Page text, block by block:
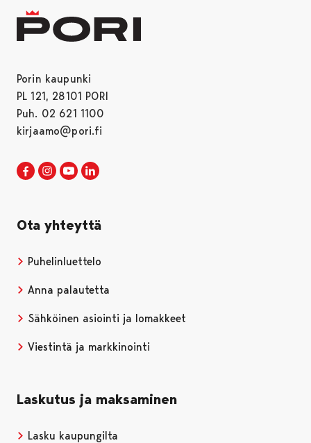
Porin kaupunki
PL 121, 28101 PORI
Puh. 02 621 1100
kirjaamo@pori.fi
Porin kaupunki Facebookissa
Avautuu uudessa välilehdessä
Porin kaupunki Instagramissa
Avautuu uudessa välilehdessä
Porin kaupunki Youtubessa
Avautuu uudessa välilehdessä
Ota yhteyttä
Puhelinluettelo
Anna palautetta
Sähköinen asiointi ja lomakkeet
Viestintä ja markkinointi
Laskutus ja maksaminen
Lasku kaupungilta